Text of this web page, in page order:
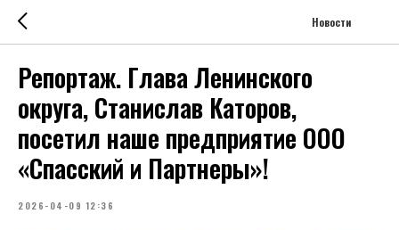
Новости
Репортаж. Глава Ленинского
округа, Станислав Каторов,
посетил наше предприятие ООО
«Спасский и Партнеры»!
2026-04-09 12:36